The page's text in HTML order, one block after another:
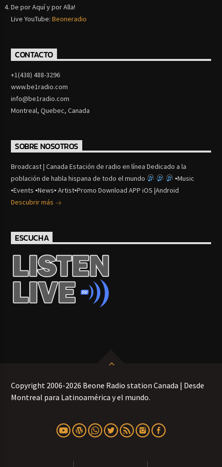
De por Aquí y por Alla!
Live YouTube:Beoneradio
CONTACTO
+1(438) 488-3296
www.be1radio.com
info@be1radio.com
Montreal, Quebec, Canada
SOBRE NOSOTROS
Broadcast | Canada Estación de radio en línea Dedicado a la
población de habla hispana de todo el mundo
▪Music
▪Events ▪News▪ Artist▪Promo Download APP iOS |Android
Descubrir más
ESCUCHA
Copyright 2006-2026 Beone Radio station Canada | Desde
Montreal para Latinoamérica y el mundo.